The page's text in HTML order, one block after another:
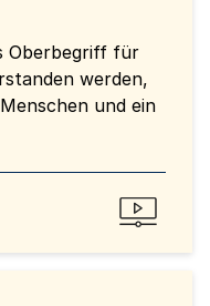
Oberbegriff für
werden,
und ein